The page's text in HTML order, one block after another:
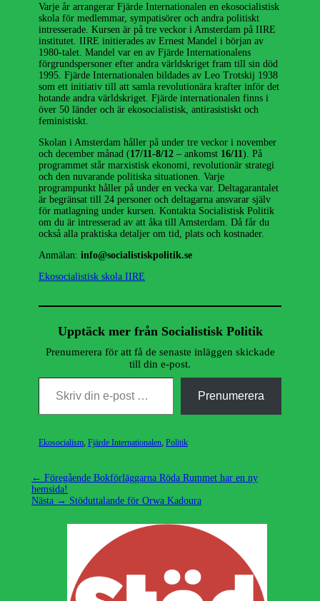
Varje år arrangerar Fjärde Internationalen en ekosocialistisk
skola för medlemmar, sympatisörer och andra politiskt
intresserade. Kursen är på tre veckor i Amsterdam på IIRE
institutet. IIRE initierades av Ernest Mandel i början av
1980-talet. Mandel var en av Fjärde Internationalens
förgrundspersoner efter andra världskriget fram till sin död
1995. Fjärde Internationalen bildades av Leo Trotskij 1938
som ett initiativ till att samla revolutionära krafter inför det
hotande andra världskriget. Fjärde internationalen finns i
över 50 länder och är ekosocialistisk, antirasistiskt och
feministiskt.
Skolan i Amsterdam håller på under tre veckor i november
och december månad (17/11-8/12 – ankomst 16/11). På
programmet står marxistisk ekonomi, revolutionär strategi
och den nuvarande politiska situationen. Varje
programpunkt håller på under en vecka var. Deltagarantalet
är begränsat till 24 personer och deltagarna ansvarar själv
för matlagning under kursen. Kontakta Socialistisk Politik
om du är intresserad av att åka till Amsterdam. Då får du
också alla praktiska detaljer om tid, plats och kostnader.
Anmälan: info@socialistiskpolitik.se
Ekosocialistisk skola IIRE
Upptäck mer från Socialistisk Politik
Prenumerera för att få de senaste inläggen skickade
till din e-post.
Skriv din e-post …
Prenumerera
Kategorier
Ekosocialism Fjärde Internationalen Politik
Inläggsnavigering
← Föregående Föregående
Bokförläggarna Röda Rummet har en ny
hemsida!
Nästa → Nästa
Stöduttalande för Orwa Kadoura